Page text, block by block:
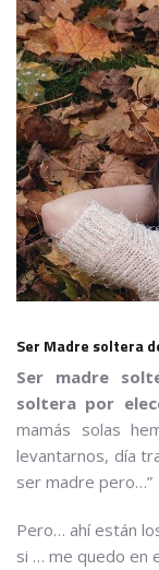
Ser Madre soltera
Ser madre
soltera por
mamás solas
levantarnos, día
ser madre pero…”
Pero… ahí están
si … me quedo en